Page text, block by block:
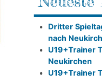
Dritter
nach
U19+Trainer
Neukirchen
U19+Trainer